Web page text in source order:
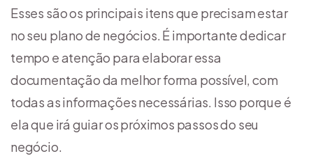
Esses são os principais itens que precisam estar
no seu plano de negócios. É importante dedicar
tempo e atenção para elaborar essa
documentação da melhor forma possível, com
todas as informações necessárias. Isso porque é
ela que irá guiar os próximos passos do seu
negócio.